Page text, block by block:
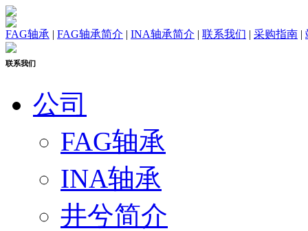
FAG轴承 | FAG轴承简介 | INA轴承简介 | 联系我们 | 采购指南 |
联系我们
公司
FAG轴承
INA轴承
井兮简介